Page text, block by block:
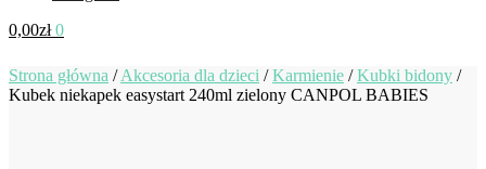
0,00zł 0
Strona główna /Akcesoria dla dzieci /Karmienie /Kubki bidony /
Kubek niekapek easystart 240ml zielony CANPOL BABIES